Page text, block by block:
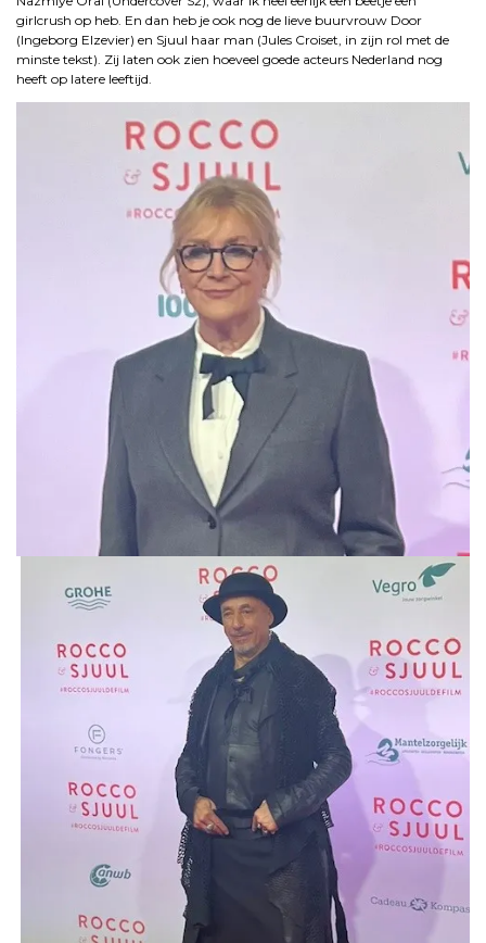
girlcrush op heb. En dan heb je ook nog de lieve buurvrouw Door
(Ingeborg Elzevier) en Sjuul haar man (Jules Croiset, in zijn rol met de
minste tekst). Zij laten ook zien hoeveel goede acteurs Nederland nog
heeft op latere leeftijd.